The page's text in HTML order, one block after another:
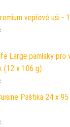
vepřové uši -
Large pamlsky pro
(12 x 106 g)
Paštika 24 x